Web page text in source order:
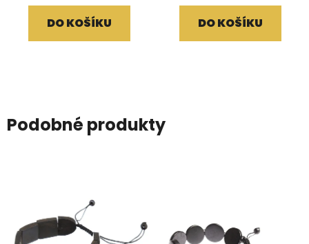
DO KOŠÍKU DO KOŠÍKU
Podobné produkty